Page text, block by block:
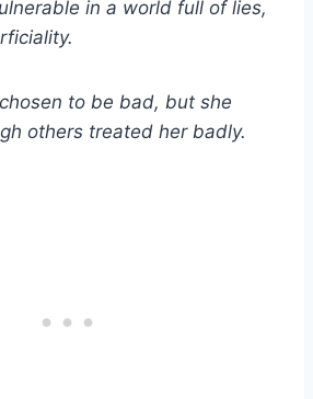
in a world full of lies,
to be bad, but she
others treated her badly.